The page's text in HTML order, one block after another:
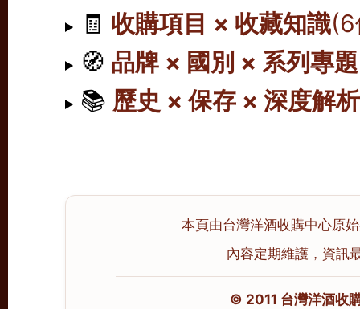
🧾 收購項目 × 收藏知識
🧭 品牌 × 國別 × 系列專題
📚 歷史 × 保存 × 深度解析
本頁由台灣洋酒收購中心原
內容定期維護，資訊
© 2011 台灣洋酒收